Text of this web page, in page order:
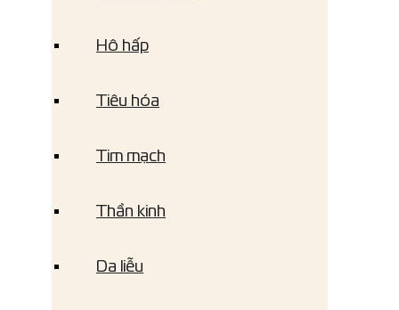
Hô hấp
Tiêu hóa
Tim mạch
Thần kinh
Da liễu